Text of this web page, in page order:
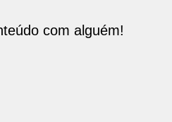
com alguém!